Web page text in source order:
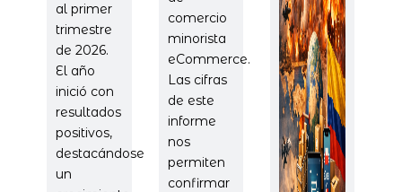
al primer
trimestre
de 2026.
El año
inició con
resultados
positivos,
destacándose
un
comercio
minorista
eCommerce.
Las cifras
de este
informe
nos
permiten
confirmar